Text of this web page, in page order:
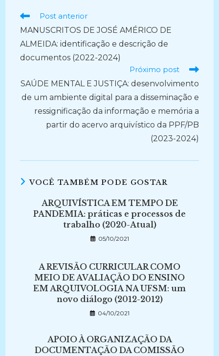
Ler
artigos
Post anterior
MANUSCRITOS DE JOSÉ AMÉRICO DE
ALMEIDA: identificação e descrição de
documentos (2022-2024)
Próximo post
SAÚDE MENTAL E JUSTIÇA: desenvolvimento
de um ambiente digital para a disseminação e
ressignificação da informação e memória a
partir do acervo arquivístico da PPF/PB
(2023-2024)
VOCÊ TAMBÉM PODE GOSTAR
ARQUIVÍSTICA EM TEMPO DE
PANDEMIA: práticas e processos de
trabalho (2020-Atual)
05/10/2021
A REVISÃO CURRICULAR COMO
MEIO DE AVALIAÇÃO DO ENSINO
EM ARQUIVOLOGIA NA UFSM: um
novo diálogo (2012-2012)
04/10/2021
APOIO À ORGANIZAÇÃO DA
DOCUMENTAÇÃO DA COMISSÃO